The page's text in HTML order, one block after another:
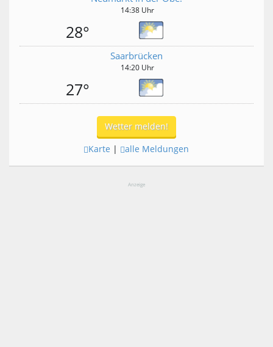
14:38 Uhr
28°
Saarbrücken
14:20 Uhr
27°
Wetter melden!
Karte | alle Meldungen
Anzeige